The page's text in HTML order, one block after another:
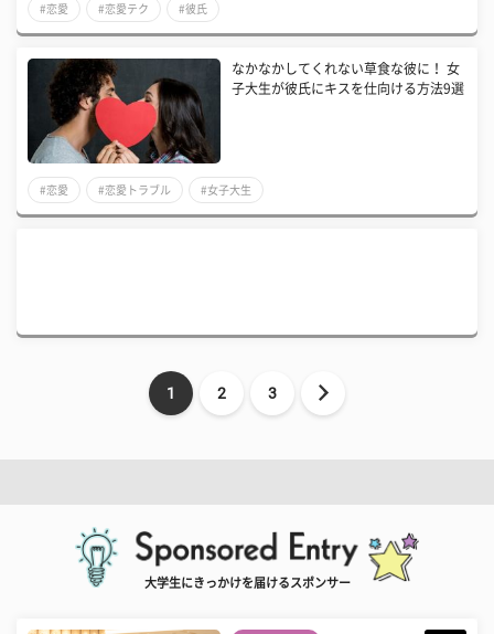
#恋愛 #恋愛テク #彼氏
なかなかしてくれない草食な彼に！ 女
子大生が彼氏にキスを仕向ける方法9選
#恋愛 #恋愛トラブル #女子大生
1 2 3
大学生にきっかけを届けるスポンサー